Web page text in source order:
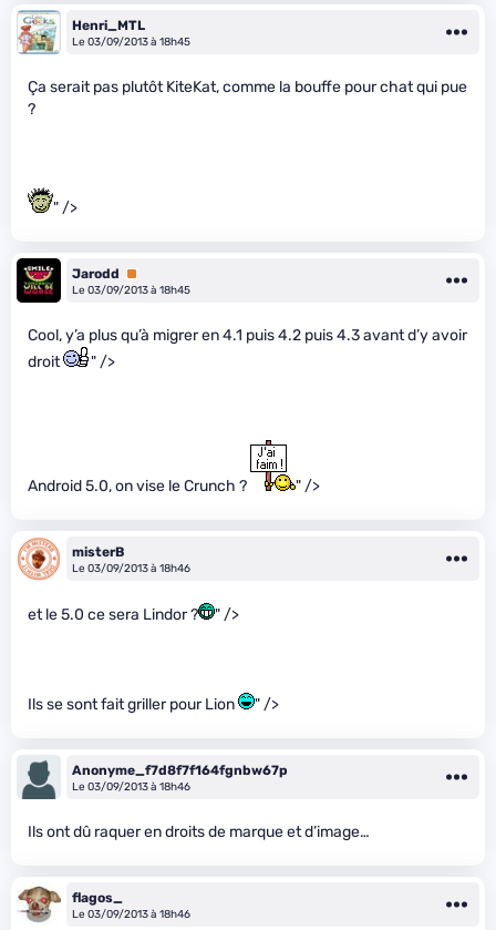
Henri_MTL
Le 03/09/2013 à 18h45
Ça serait pas plutôt KiteKat, comme la bouffe pour chat qui pue
?
" />
Jarodd
Premium
Le 03/09/2013 à 18h45
Cool, y’a plus qu’à migrer en 4.1 puis 4.2 puis 4.3 avant d’y avoir
droit
" />
Android 5.0, on vise le Crunch ? " />
misterB
Le 03/09/2013 à 18h46
et le 5.0 ce sera Lindor ? " />
Ils se sont fait griller pour Lion " />
Anonyme_f7d8f7f164fgnbw67p
Le 03/09/2013 à 18h46
Ils ont dû raquer en droits de marque et d’image…
flagos_
Le 03/09/2013 à 18h46